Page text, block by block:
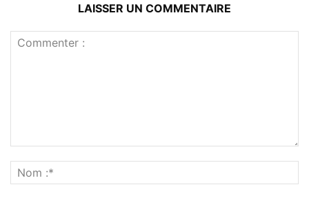
LAISSER UN COMMENTAIRE